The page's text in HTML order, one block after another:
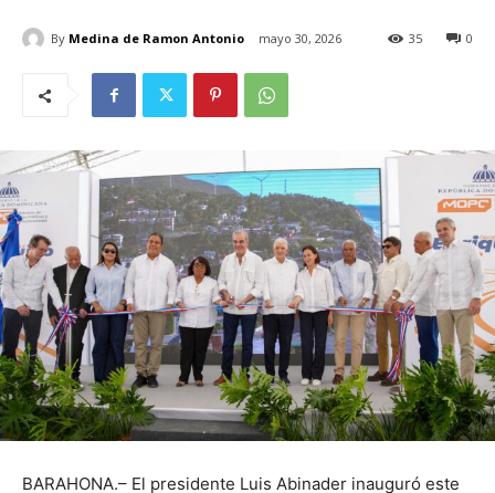
By Medina de Ramon Antonio mayo 30, 2026 0
35
BARAHONA.– El presidente Luis Abinader inauguró este